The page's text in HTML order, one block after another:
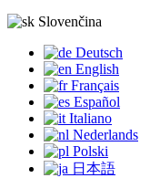
Slovenčina
Deutsch
English
Français
Español
Italiano
Nederlands
Polski
日本語